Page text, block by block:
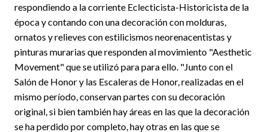
respondiendo a la corriente Eclecticista-Historicista de la
época y contando con una decoración con molduras,
ornatos y relieves con estilicismos neorenacentistas y
pinturas murarias que responden al movimiento "Aesthetic
Movement" que se utilizó para para ello. "Junto con el
Salón de Honor y las Escaleras de Honor, realizadas en el
mismo período, conservan partes con su decoración
original, si bien también hay áreas en las que la decoración
se ha perdido por completo, hay otras en las que se